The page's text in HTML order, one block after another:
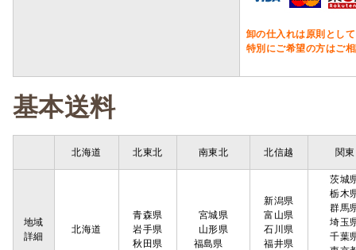
卸の仕入れは原則とし
特別にご希望の方はご
基本送料
北海道 北東北 南東北 北信越 関東
地域
詳細
北海道
青森県
岩手県
秋田県
宮城県
山形県
福島県
新潟県
富山県
石川県
福井県
茨城
栃木
群馬
埼玉
千葉